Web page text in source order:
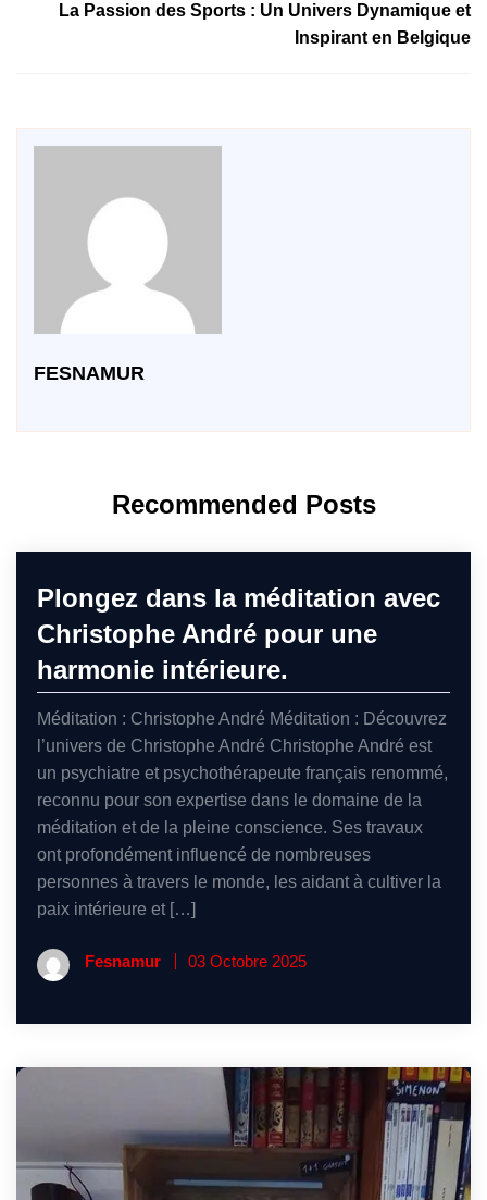
La Passion des Sports : Un Univers Dynamique et
Inspirant en Belgique
FESNAMUR
Recommended Posts
Plongez dans la méditation avec
Christophe André pour une
harmonie intérieure.
Méditation : Christophe André Méditation : Découvrez
l’univers de Christophe André Christophe André est
un psychiatre et psychothérapeute français renommé,
reconnu pour son expertise dans le domaine de la
méditation et de la pleine conscience. Ses travaux
ont profondément influencé de nombreuses
personnes à travers le monde, les aidant à cultiver la
paix intérieure et […]
Fesnamur 03 Octobre 2025